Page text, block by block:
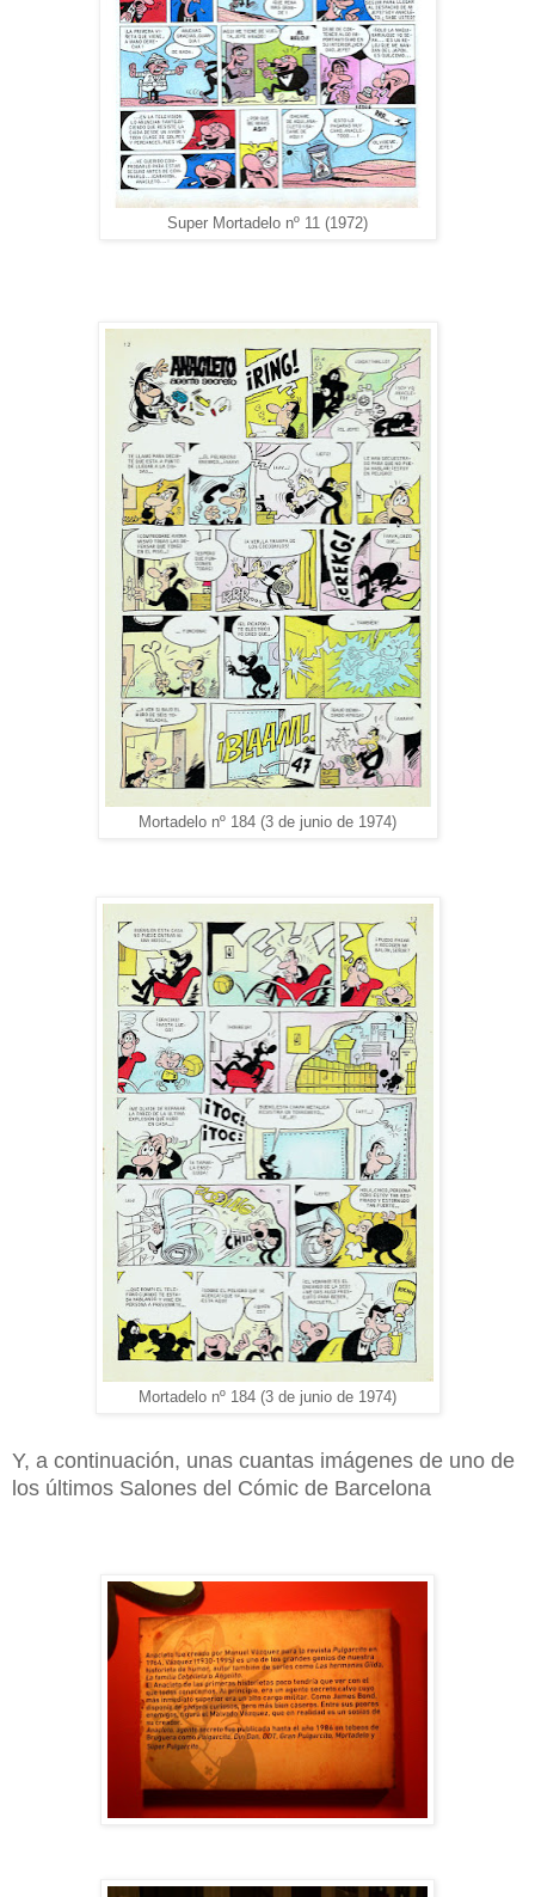
Super Mortadelo nº 11 (1972)
Mortadelo nº 184 (3 de junio de 1974)
Mortadelo nº 184 (3 de junio de 1974)
Y, a continuación, unas cuantas imágenes de uno de
los últimos Salones del Cómic de Barcelona